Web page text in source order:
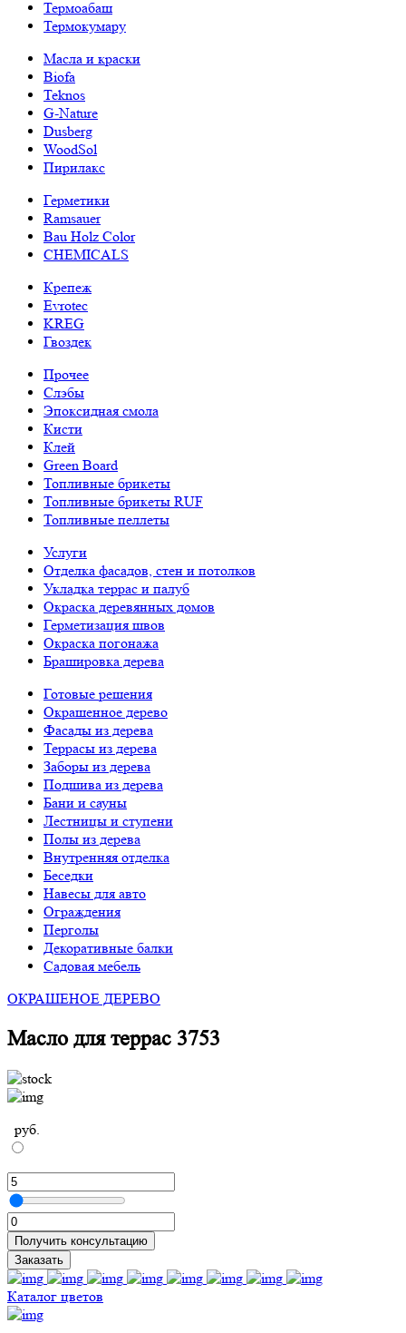
Термоабаш
Термокумару
Масла и краски
Biofa
Teknos
G-Nature
Dusberg
WoodSol
Пирилакс
Герметики
Ramsauer
Bau Holz Color
CHEMICALS
Крепеж
Evrotec
KREG
Гвоздек
Прочее
Слэбы
Эпоксидная смола
Кисти
Клей
Green Board
Топливные брикеты
Топливные брикеты RUF
Топливные пеллеты
Услуги
Отделка фасадов, стен и потолков
Укладка террас и палуб
Окраска деревянных домов
Герметизация швов
Окраска погонажа
Брашировка дерева
Готовые решения
Окрашенное дерево
Фасады из дерева
Террасы из дерева
Заборы из дерева
Подшива из дерева
Бани и сауны
Лестницы и ступени
Полы из дерева
Внутренняя отделка
Беседки
Навесы для авто
Ограждения
Перголы
Декоративные балки
Садовая мебель
ОКРАШЕНОЕ ДЕРЕВО
Масло для террас 3753
руб.
Получить консультацию
Заказать
Каталог цветов